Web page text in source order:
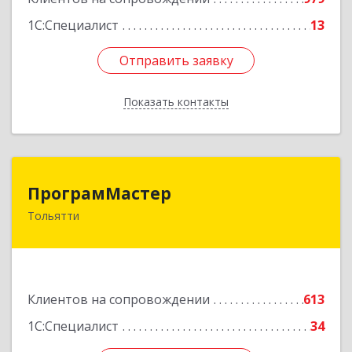
1С:Специалист
13
Отправить заявку
Показать контакты
Отправить заявку
Назад
ПрограмМастер
Тольятти
Клиентов на сопровождении
613
1С:Специалист
34